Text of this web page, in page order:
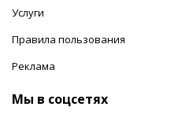
Услуги
Правила пользования
Реклама
Мы в соцсетях